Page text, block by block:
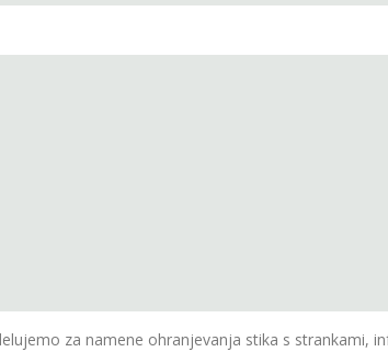
za namene ohranjevanja stika s strankami,